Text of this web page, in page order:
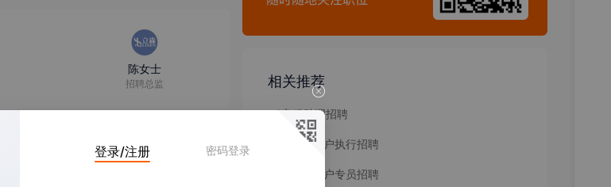
陈女士
招聘总监 相关推荐
AE客服助理招聘
资深广告客户执行招聘
腾讯广告客户专员招聘
登录/注册 密码登录